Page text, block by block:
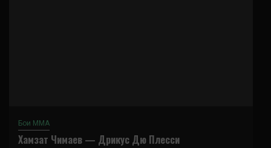
Бои ММА
Хамзат Чимаев — Дрикус Дю Плесси